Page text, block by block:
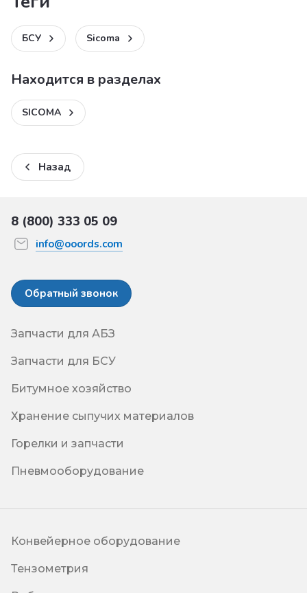
БСУ Sicoma
Находится в разделах
SICOMA
Назад
8 (800) 333 05 09
info@ooords.com
Обратный звонок
Запчасти для АБЗ
Запчасти для БСУ
Битумное хозяйство
Хранение сыпучих материалов
Горелки и запчасти
Пневмооборудование
Конвейерное оборудование
Тензометрия